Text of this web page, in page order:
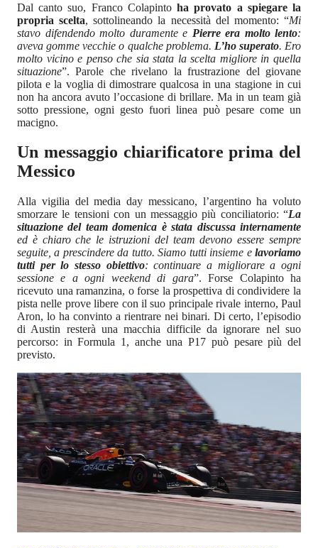
Dal canto suo, Franco Colapintoha provato a spiegare la
propria scelta, sottolineando la necessità del momento: “Mi
stavo difendendo molto duramente e Pierre era molto lento:
aveva gomme vecchie o qualche problema. L’ho superato. Ero
molto vicino e penso che sia stata la scelta migliore in quella
situazione”. Parole che rivelano la frustrazione del giovane
pilota e la voglia di dimostrare qualcosa in una stagione in cui
non ha ancora avuto l’occasione di brillare. Ma in un team già
sotto pressione, ogni gesto fuori linea può pesare come un
macigno.
Un messaggio chiarificatore prima del
Messico
Alla vigilia del media day messicano, l’argentino ha voluto
smorzare le tensioni con un messaggio più conciliatorio: “La
situazione del team domenica è stata discussa internamente
ed è chiaro che le istruzioni del team devono essere sempre
seguite, a prescindere da tutto. Siamo tutti insieme e lavoriamo
tutti per lo stesso obiettivo: continuare a migliorare a ogni
sessione e a ogni weekend di gara”. Forse Colapinto ha
ricevuto una ramanzina, o forse la prospettiva di condividere la
pista nelle prove libere con il suo principale rivale interno, Paul
Aron, lo ha convinto a rientrare nei binari. Di certo, l’episodio
di Austin resterà una macchia difficile da ignorare nel suo
percorso: in Formula 1, anche una P17 può pesare più del
previsto.